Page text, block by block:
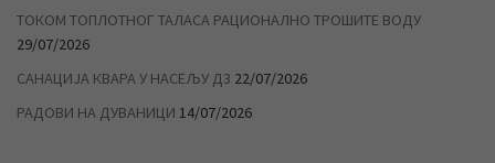
ТОКОМ ТОПЛОТНОГ ТАЛАСА РАЦИОНАЛНО ТРОШИТЕ ВОДУ
29/07/2026
САНАЦИЈА КВАРА У НАСЕЉУ Д3 22/07/2026
РАДОВИ НА ДУВАНИЦИ 14/07/2026